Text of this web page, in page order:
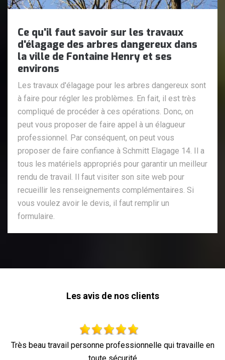
Ce qu'il faut savoir sur les travaux
d'élagage des arbres dangereux dans
la ville de Fontaine Henry et ses
environs
Les travaux d'élagage pour les arbres dangereux sont
à faire pour régler les problèmes. En fait, il est très
compliqué de procéder à ces opérations. Donc, on
peut vous proposer de faire appel à un élagueur
professionnel. Par conséquent, on peut vous
proposer de faire confiance à Schmitt Elagage 14. Il a
tous les matériels appropriés pour garantir un meilleur
rendu de travail. Il faut visiter son site web pour
recueillir les renseignements complémentaires. Si
vous voulez avoir le devis, il faut remplir un
formulaire.
Les avis de nos clients
professionnelle qui travaille en